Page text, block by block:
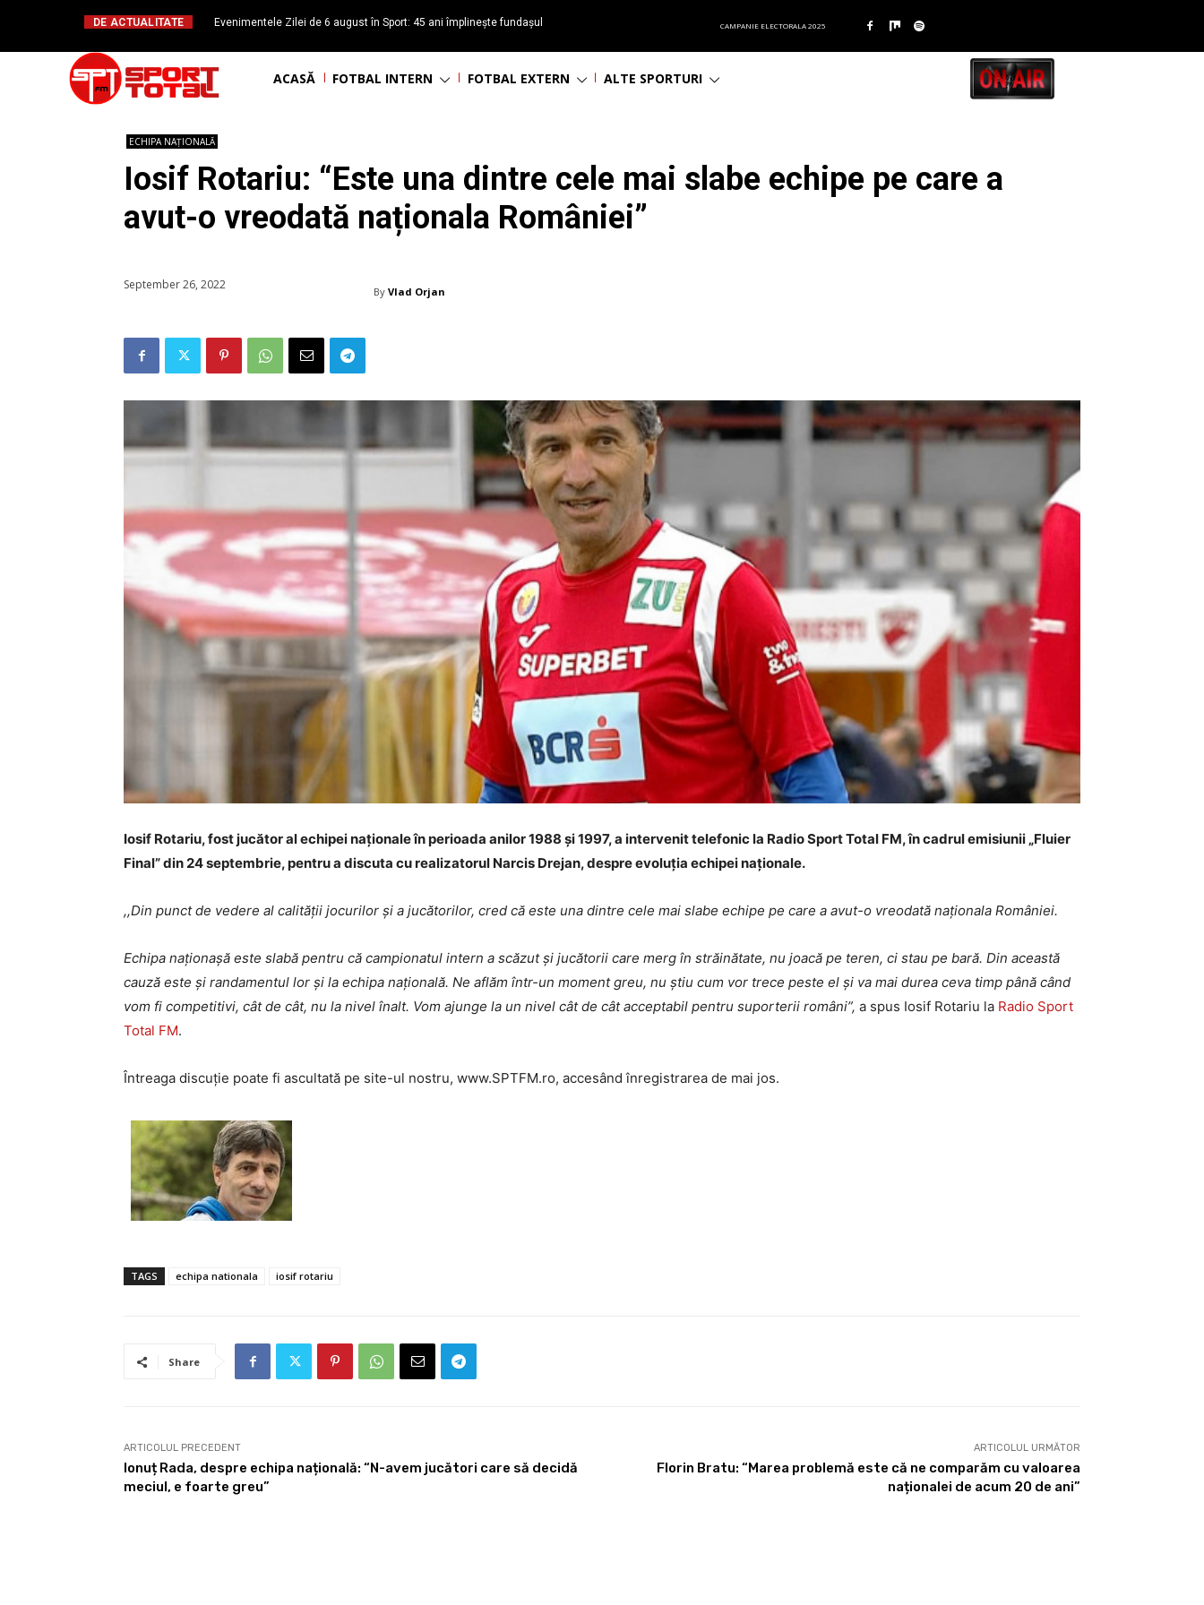
DE ACTUALITATE
Evenimentele Zilei de 6 august în Sport: 45 ani împlinește fundașul
CAMPANIE ELECTORALA 2025
ACASĂ FOTBAL INTERN FOTBAL EXTERN ALTE SPORTURI
ECHIPA NAȚIONALĂ
Iosif Rotariu: “Este una dintre cele mai slabe echipe pe care a
avut-o vreodată naționala României”
September 26, 2022 By Vlad Orjan
Iosif Rotariu, fost jucător al echipei naționale în perioada anilor 1988 și 1997, a intervenit telefonic la Radio Sport Total FM, în cadrul emisiunii „Fluier
Final” din 24 septembrie, pentru a discuta cu realizatorul Narcis Drejan, despre evoluția echipei naționale.
,,Din punct de vedere al calității jocurilor și a jucătorilor, cred că este una dintre cele mai slabe echipe pe care a avut-o vreodată naționala României.
Echipa naționașă este slabă pentru că campionatul intern a scăzut și jucătorii care merg în străinătate, nu joacă pe teren, ci stau pe bară. Din această
cauză este și randamentul lor și la echipa națională. Ne aflăm într-un moment greu, nu știu cum vor trece peste el și va mai durea ceva timp până când
vom fi competitivi, cât de cât, nu la nivel înalt. Vom ajunge la un nivel cât de cât acceptabil pentru suporterii români”, a spus Iosif Rotariu la Radio Sport
Total FM.
Întreaga discuție poate fi ascultată pe site-ul nostru, www.SPTFM.ro, accesând înregistrarea de mai jos.
TAGS echipa nationala iosif rotariu
Share
ARTICOLUL PRECEDENT
Ionuț Rada, despre echipa națională: “N-avem jucători care să decidă
meciul, e foarte greu”
ARTICOLUL URMĂTOR
Florin Bratu: “Marea problemă este că ne comparăm cu valoarea
naționalei de acum 20 de ani”